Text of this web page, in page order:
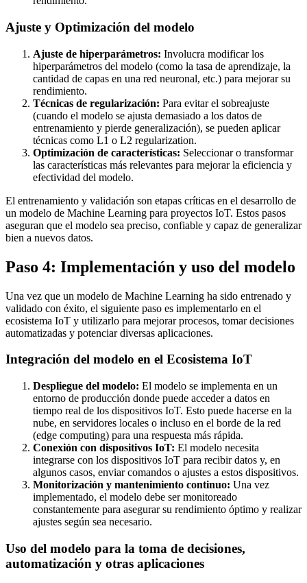
Ajuste y Optimización del modelo
Ajuste de hiperparámetros: Involucra modificar los
hiperparámetros del modelo (como la tasa de aprendizaje, la
cantidad de capas en una red neuronal, etc.) para mejorar su
rendimiento.
Técnicas de regularización: Para evitar el sobreajuste
(cuando el modelo se ajusta demasiado a los datos de
entrenamiento y pierde generalización), se pueden aplicar
técnicas como L1 o L2 regularization.
Optimización de características: Seleccionar o transformar
las características más relevantes para mejorar la eficiencia y
efectividad del modelo.
El entrenamiento y validación son etapas críticas en el desarrollo de
un modelo de Machine Learning para proyectos IoT. Estos pasos
aseguran que el modelo sea preciso, confiable y capaz de generalizar
bien a nuevos datos.
Paso 4: Implementación y uso del modelo
Una vez que un modelo de Machine Learning ha sido entrenado y
validado con éxito, el siguiente paso es implementarlo en el
ecosistema IoT y utilizarlo para mejorar procesos, tomar decisiones
automatizadas y potenciar diversas aplicaciones.
Integración del modelo en el Ecosistema IoT
Despliegue del modelo: El modelo se implementa en un
entorno de producción donde puede acceder a datos en
tiempo real de los dispositivos IoT. Esto puede hacerse en la
nube, en servidores locales o incluso en el borde de la red
(edge computing) para una respuesta más rápida.
Conexión con dispositivos IoT: El modelo necesita
integrarse con los dispositivos IoT para recibir datos y, en
algunos casos, enviar comandos o ajustes a estos dispositivos.
Monitorización y mantenimiento continuo: Una vez
implementado, el modelo debe ser monitoreado
constantemente para asegurar su rendimiento óptimo y realizar
ajustes según sea necesario.
Uso del modelo para la toma de decisiones,
automatización y otras aplicaciones